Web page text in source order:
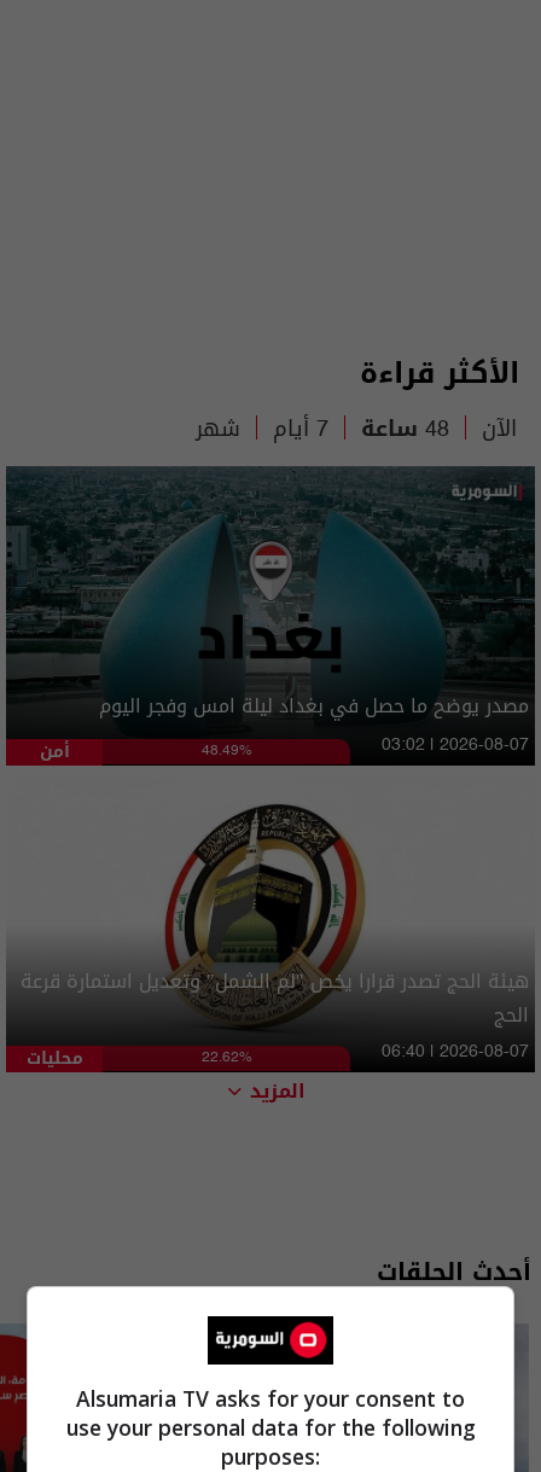
الأكثر قراءة
الآن 48 ساعة 7 أيام شهر
مصدر يوضح ما حصل في بغداد ليلة امس وفجر اليوم
أمن 48.49% 03:02 | 2026-08-07
هيئة الحج تصدر قرارا يخص "لم الشمل" وتعديل استمارة قرعة
الحج
محليات 22.62% 06:40 | 2026-08-07
المزيد
أحدث الحلقات
Alsumaria TV asks for your consent to
use your personal data for the following
purposes: